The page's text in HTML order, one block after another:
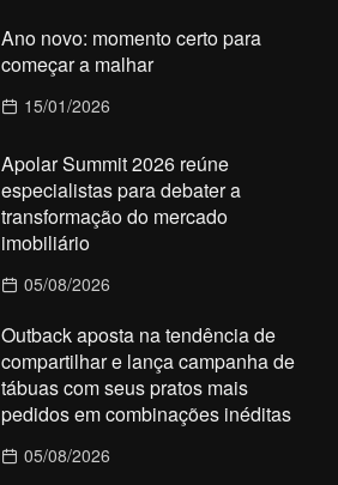
Ano novo: momento certo para
começar a malhar
15/01/2026
Apolar Summit 2026 reúne
especialistas para debater a
transformação do mercado
imobiliário
05/08/2026
Outback aposta na tendência de
compartilhar e lança campanha de
tábuas com seus pratos mais
pedidos em combinações inéditas
05/08/2026